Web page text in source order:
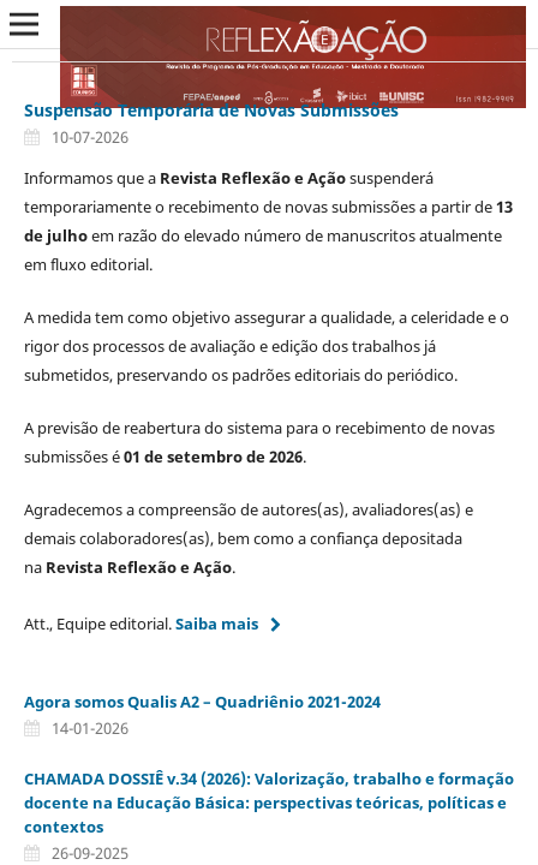
Suspensão Temporária de Novas Submissões
10-07-2026
Informamos que a Revista Reflexão e Açãosuspenderá
temporariamente o recebimento de novas submissões a partir de13
de julhoem razão do elevado número de manuscritos atualmente
em fluxo editorial.
A medida tem como objetivo assegurar a qualidade, a celeridade e o
rigor dos processos de avaliação e edição dos trabalhos já
submetidos, preservando os padrões editoriais do periódico.
A previsão de reabertura do sistema para o recebimento de novas
submissões é01 de setembro de 2026.
Agradecemos a compreensão de autores(as), avaliadores(as) e
demais colaboradores(as), bem como a confiança depositada
na Revista Reflexão e Ação.
Att., Equipe editorial.Saiba mais
Agora somos Qualis A2 – Quadriênio 2021-2024
14-01-2026
CHAMADA DOSSIÊ v.34 (2026): Valorização, trabalho e formação
docente na Educação Básica: perspectivas teóricas, políticas e
contextos
26-09-2025